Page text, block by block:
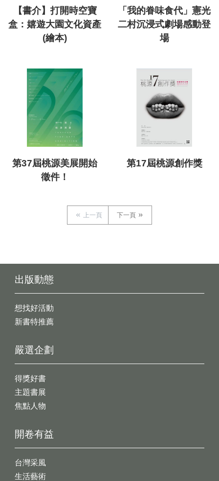
【書介】打開時空寶
盒：嬉遊大園文化資產
(繪本)
「我的眷味食代」憲光
二村沉浸式劇場感動登
場
第37屆桃源美展開始
徵件！
第17屆桃源創作獎
上一頁 下一頁
出版動態
想找好活動
新書特推薦
開卷有益
台灣采風
生活藝術
嚴選企劃
得獎好書
主題書展
焦點人物